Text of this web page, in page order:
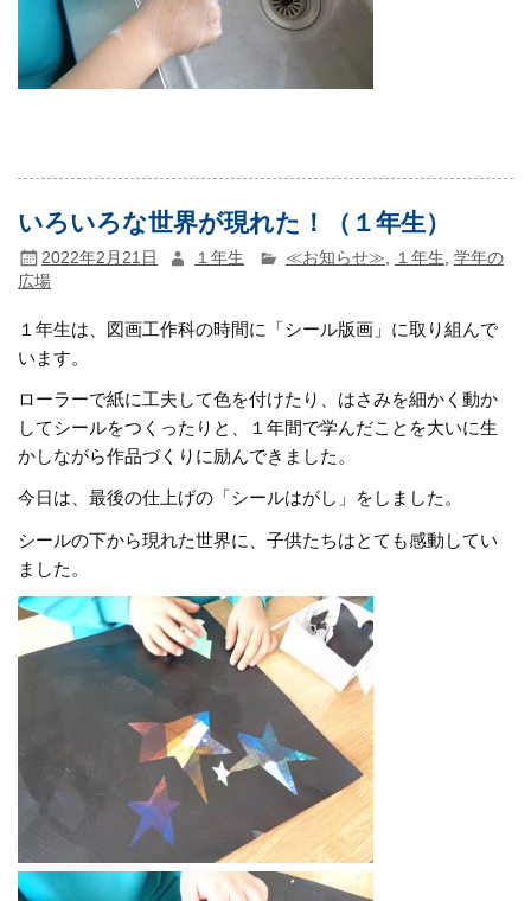
いろいろな世界が現れた！（１年生）
2022年2月21日 １年生 ≪お知らせ≫ １年生 学年の
広場
１年生は、図画工作科の時間に「シール版画」に取り組んで
います。
ローラーで紙に工夫して色を付けたり、はさみを細かく動か
してシールをつくったりと、１年間で学んだことを大いに生
かしながら作品づくりに励んできました。
今日は、最後の仕上げの「シールはがし」をしました。
シールの下から現れた世界に、子供たちはとても感動してい
ました。